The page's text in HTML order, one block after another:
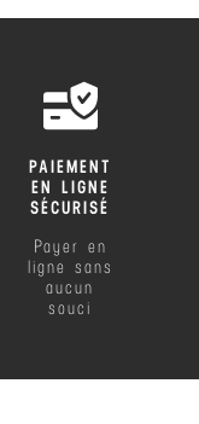
PAIEMENT
EN LIGNE
SÉCURISÉ
Payer en
ligne sans
aucun
souci